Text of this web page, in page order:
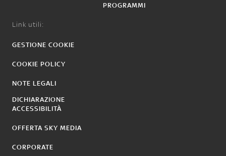
PROGRAMMI
Link utili:
GESTIONE COOKIE
COOKIE POLICY
NOTE LEGALI
DICHIARAZIONE
ACCESSIBILITÀ
OFFERTA SKY MEDIA
CORPORATE